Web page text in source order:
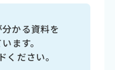
かる資料を
ます。
ください。